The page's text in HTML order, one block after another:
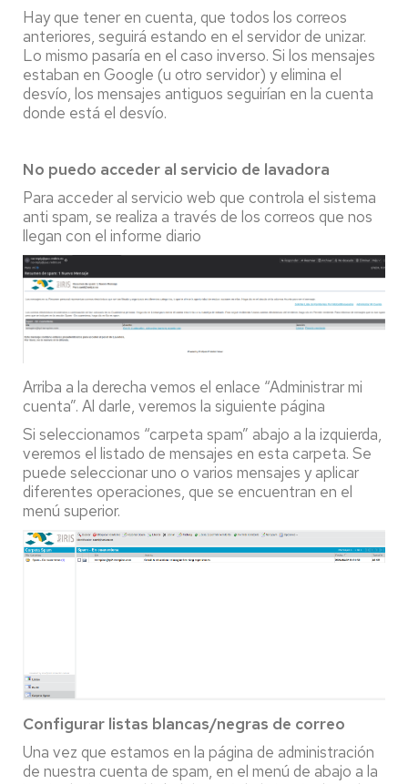
Hay que tener en cuenta, que todos los correos
anteriores, seguirá estando en el servidor de unizar.
Lo mismo pasaría en el caso inverso. Si los mensajes
estaban en Google (u otro servidor) y elimina el
desvío, los mensajes antiguos seguirían en la cuenta
donde está el desvío.
No puedo acceder al servicio de lavadora
Para acceder al servicio web que controla el sistema
anti spam, se realiza a través de los correos que nos
llegan con el informe diario
Arriba a la derecha vemos el enlace “Administrar mi
cuenta”. Al darle, veremos la siguiente página
Si seleccionamos “carpeta spam” abajo a la izquierda,
veremos el listado de mensajes en esta carpeta. Se
puede seleccionar uno o varios mensajes y aplicar
diferentes operaciones, que se encuentran en el
menú superior.
Configurar listas blancas/negras de correo
Una vez que estamos en la página de administración
de nuestra cuenta de spam, en el menú de abajo a la